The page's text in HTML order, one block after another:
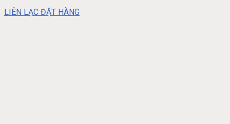
LIÊN LẠC ĐẶT HÀNG